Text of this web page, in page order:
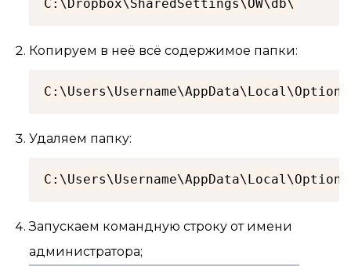
C:\Dropbox\SharedSettings\OW\db\
Копируем в неё всё содержимое папки:
C:\Users\Username\AppData\Local\Option
Удаляем папку:
C:\Users\Username\AppData\Local\Option
Запускаем командную строку от имени
администратора;